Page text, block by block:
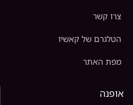
צרו קשר
הטלגרם של קאשיו
מפת האתר
אופנה